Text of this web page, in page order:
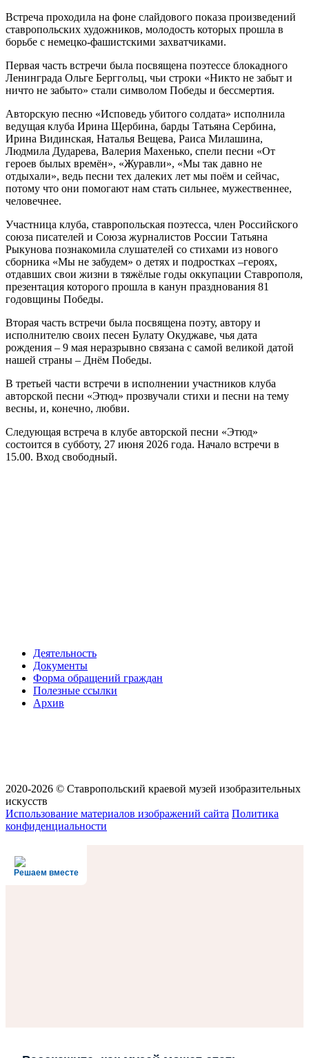
Встреча проходила на фоне слайдового показа произведений
ставропольских художников, молодость которых прошла в
борьбе с немецко-фашистскими захватчиками.
Первая часть встречи была посвящена поэтессе блокадного
Ленинграда Ольге Берггольц, чьи строки «Никто не забыт и
ничто не забыто» стали символом Победы и бессмертия.
Авторскую песню «Исповедь убитого солдата» исполнила
ведущая клуба Ирина Щербина, барды Татьяна Сербина,
Ирина Видинская, Наталья Вещева, Раиса Милашина,
Людмила Дударева, Валерия Махенько, спели песни «От
героев былых времён», «Журавли», «Мы так давно не
отдыхали», ведь песни тех далеких лет мы поём и сейчас,
потому что они помогают нам стать сильнее, мужественнее,
человечнее.
Участница клуба, ставропольская поэтесса, член Российского
союза писателей и Союза журналистов России Татьяна
Рыкунова познакомила слушателей со стихами из нового
сборника «Мы не забудем» о детях и подростках –героях,
отдавших свои жизни в тяжёлые годы оккупации Ставрополя,
презентация которого прошла в канун празднования 81
годовщины Победы.
Вторая часть встречи была посвящена поэту, автору и
исполнителю своих песен Булату Окуджаве, чья дата
рождения – 9 мая неразрывно связана с самой великой датой
нашей страны – Днём Победы.
В третьей части встречи в исполнении участников клуба
авторской песни «Этюд» прозвучали стихи и песни на тему
весны, и, конечно, любви.
Следующая встреча в клубе авторской песни «Этюд»
состоится в субботу, 27 июня 2026 года. Начало встречи в
15.00. Вход свободный.
Деятельность
Документы
Форма обращений граждан
Полезные ссылки
Архив
2020-2026 © Ставропольский краевой музей изобразительных
искусств
Использование материалов изображений сайта Политика
конфиденциальности
Решаем вместе